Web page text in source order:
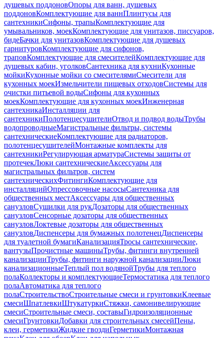
душевых поддоновОпоры для ванн, душевых
поддоновКомплектующие для ваннПлинтусы для
сантехникиСифоны, трапыКомплектующие для
умывальников, моекКомплектующие для унитазов, писсуаров,
бидеБачки для унитазовКомплектующие для душевых
гарнитуровКомплектующие для сифонов,
траповКомплектующие для смесителейКомплектующие для
душевых кабин, уголковСантехника для кухниКухонные
мойкиКухонные мойки со смесителямиСмесители для
кухонных моекИзмельчители пищевых отходовСистемы для
очистки питьевой водыСифоны для кухонных
моекКомплектующие для кухонных моекИнженерная
сантехникаИнсталляции для
сантехникиПолотенцесушителиОтвод и подвод водыТрубы
водопроводныеМагистральные фильтры, системы
сантехническиеКомплектующие для радиаторов,
полотенцесушителейМонтажные комплекты для
сантехникиРегулирующая арматураСистемы защиты от
протечекЛюки сантехническиеАксессуары для
магистральных фильтров, систем
сантехническихФитингиКомплектующие для
инсталляцийОпрессовочные насосыСантехника для
общественных местАксессуары для общественных
санузловСушилки для рукДозаторы для общественных
санузловСенсорные дозаторы для общественных
санузловЛоктевые дозаторы для общественных
санузловДиспенсеры для бумажных полотенецДиспенсеры
для туалетной бумагиКанализацияТросы сантехнические,
вантузыПрочистные машиныТрубы, фитинги внутренней
канализацииТрубы, фитинги наружной канализацииЛюки
канализационныеТеплый пол водянойТрубы для теплого
полаКоллекторы и комплектующиеТермостатика для теплого
полаАвтоматика для теплого
полаСтроительствоСтроительные смеси и грунтовкиКлеевые
смесиШпатлевкиШтукатуркиСтяжки, самонивелирующие
смесиСтроительные смеси, составыГидроизоляционные
смесиГрунтовкиДобавки для строительных смесейПены,
клеи, герметикиЖидкие гвоздиГерметикиМонтажная